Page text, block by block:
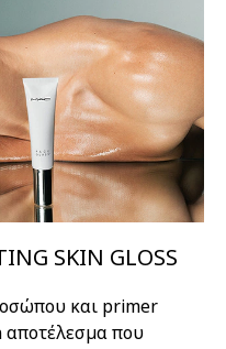
SKIN GLOSS
και primer
που